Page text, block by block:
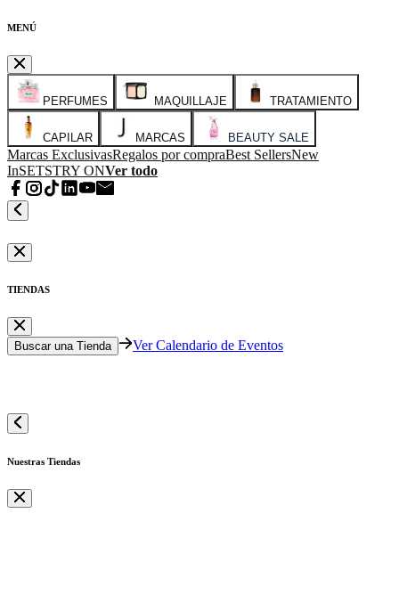
MENÚ
PERFUMES MAQUILLAJE TRATAMIENTO
CAPILAR MARCAS BEAUTY SALE
Marcas ExclusivasRegalos por compraBest SellersNew
InSETSTRY ONVer todo
TIENDAS
Buscar una Tienda Ver Calendario de Eventos
Nuestras Tiendas